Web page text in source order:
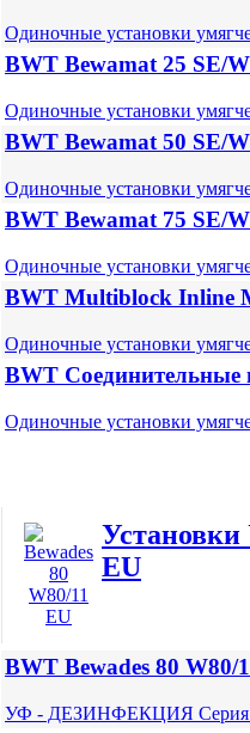
Одиночные установки
BWT Bewamat 25 SE/
Одиночные установки
BWT Bewamat 50 SE/
Одиночные установки
BWT Bewamat 75 SE/
Одиночные установки
BWT Multiblock Inline
Одиночные установки
BWT Соединительные
Одиночные установки
EU
BWT Bewades 80 W80/
УФ - ДЕЗИНФЕКЦИЯ Серия